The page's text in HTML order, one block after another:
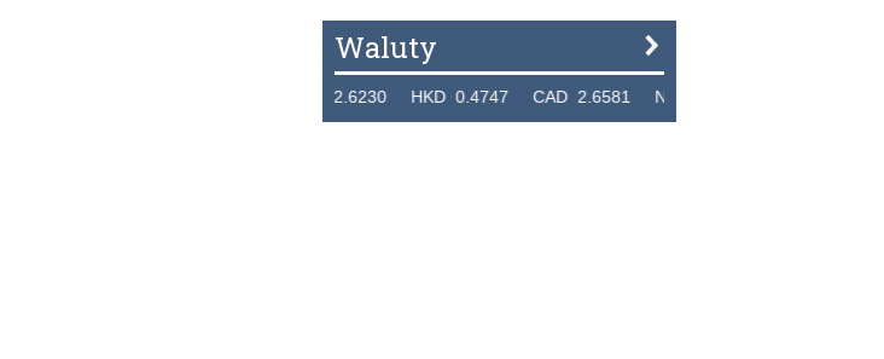
Waluty
THB 0.1126 USD 3.7236 AUD 2.6230 HKD 0.4747 CAD 2.6581 NZD 2.1889 SGD 2.9048